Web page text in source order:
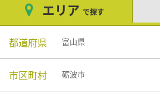
エリア で探す
都道府県 富山県
市区町村 砺波市